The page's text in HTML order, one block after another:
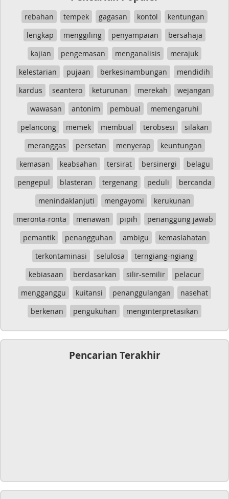
rebahan tempek gagasan kontol
kentungan
lengkap
menggiling penyampaian
bersahaja
kajian
pengemasan menganalisis
merajuk
kelestarian
pujaan berkesinambungan
mendidih
kardus
seantero keturunan merekah
wejangan
wawasan
antonim pembual
memengaruhi
pelancong
memek membual terobsesi
silakan
meranggas
persetan menyerap
keuntungan
kemasan
keabsahan tersirat bersinergi
belagu
pengepul
blasteran tergenang peduli
bercanda
menindaklanjuti
mengayomi
kerukunan
meronta-ronta
menawan pipih
penanggung jawab
pemantik
penangguhan ambigu
kemaslahatan
terkontaminasi
selulosa
terngiang-ngiang
kebiasaan
berdasarkan silir-semilir
pelacur
mengganggu
kuitansi penanggulangan
nasehat
berkenan
pengukuhan menginterpretasikan
Pencarian Terakhir